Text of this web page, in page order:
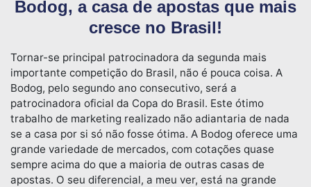
Bodog, a casa de apostas que mais
cresce no Brasil!
Tornar-se principal patrocinadora da segunda mais
importante competição do Brasil, não é pouca coisa. A
Bodog, pelo segundo ano consecutivo, será a
patrocinadora oficial da Copa do Brasil. Este ótimo
trabalho de marketing realizado não adiantaria de nada
se a casa por si só não fosse ótima. A Bodog oferece uma
grande variedade de mercados, com cotações quase
sempre acima do que a maioria de outras casas de
apostas. O seu diferencial, a meu ver, está na grande